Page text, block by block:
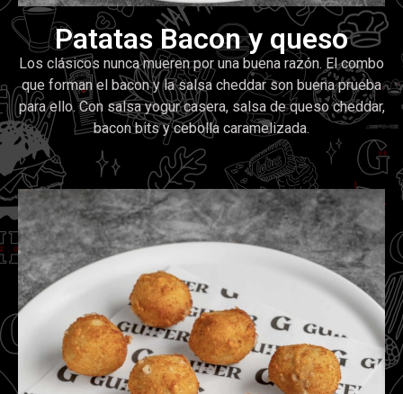
Patatas Bacon y queso
Los clásicos nunca mueren por una buena razón. El combo
que forman el bacon y la salsa cheddar son buena prueba
para ello. Con salsa yogur casera, salsa de queso cheddar,
bacon bits y cebolla caramelizada.